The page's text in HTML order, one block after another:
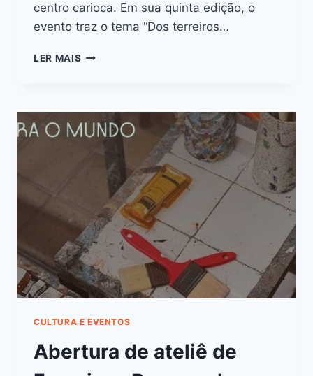
centro carioca. Em sua quinta edição, o
evento traz o tema “Dos terreiros…
LER MAIS
CULTURA E EVENTOS
Abertura de ateliê de